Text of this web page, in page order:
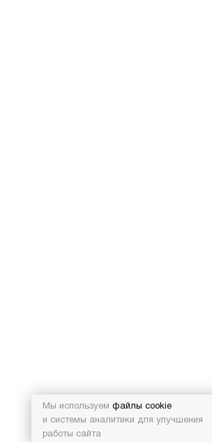
Мы используем файлы cookie
и системы аналитики для улучшения
работы сайта